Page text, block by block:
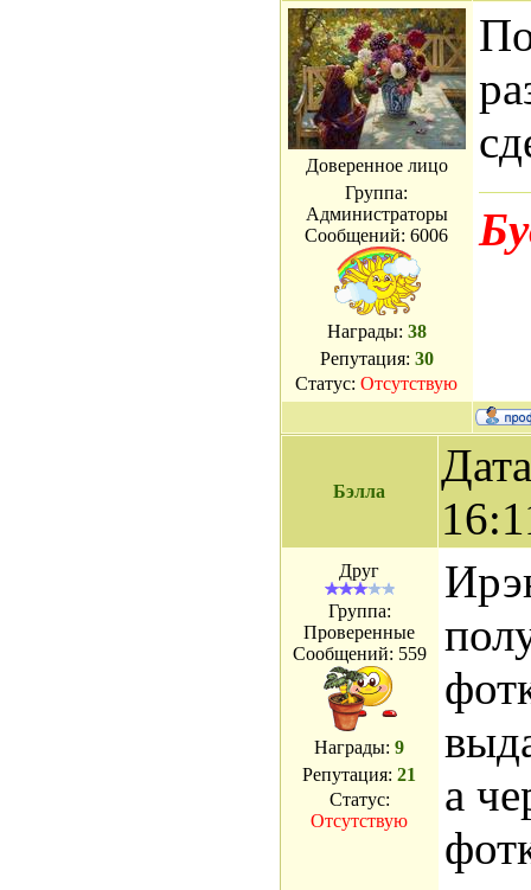
Доверенное лицо
Группа:
Администраторы
Сообщений:6006
Награды: 38
Репутация: 30
Статус:Отсутствую
Бэлла
Друг
Группа:
Проверенные
Сообщений: 559
Награды:9
Репутация:21
Статус:
Отсутствую
а